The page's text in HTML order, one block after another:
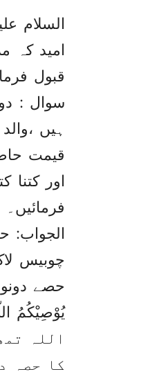
السلام
امید کہ
قبول
سوال :
ہیں
قیمت
اور کتنا
فرمائیں۔
الجواب:
چوبیس
حصے
يُوْصِيْكُمُ
اللہ
کا حصہ